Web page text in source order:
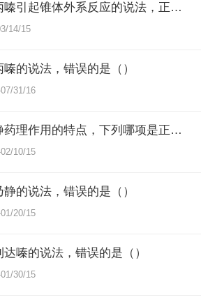
[单选] 下列关于氯丙嗪引起锥体外系反应的说法，正确的是（）
14/15
的说法，错误的是（）
31/16
[单选] 有关氟奋乃静药理作用的特点，下列哪项是正确的（）
10/15
的说法，错误的是（）
20/15
嗪的说法，错误的是（）
30/15